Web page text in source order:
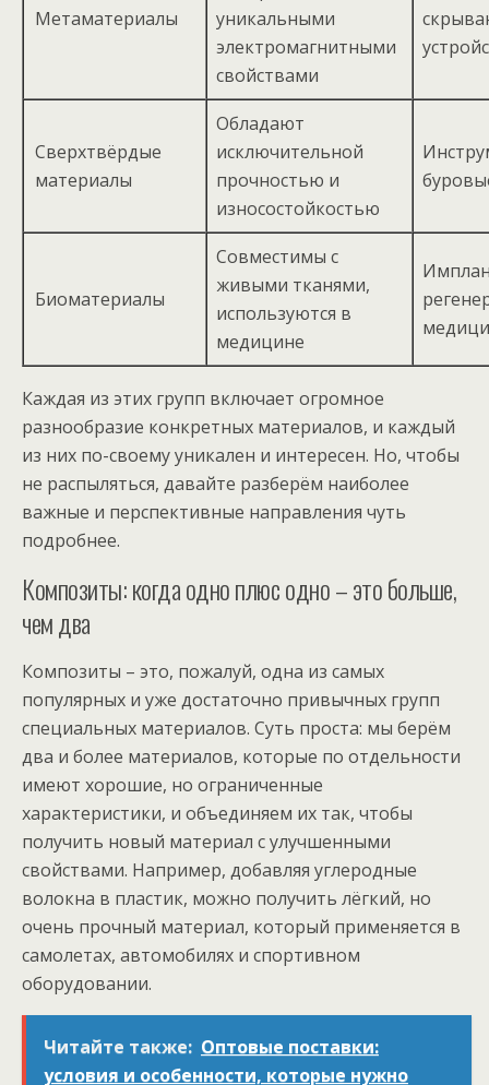
Метаматериалы
уникальными
электромагнитными
свойствами
Сверхтвёрдые
материалы
Обладают
исключительной
прочностью и
износостойкостью
Биоматериалы
Совместимы с
живыми тканями,
используются в
медицине
Каждая из этих групп включает огромное
разнообразие конкретных материалов, и каждый
из них по-своему уникален и интересен. Но, чтобы
не распыляться, давайте разберём наиболее
важные и перспективные направления чуть
подробнее.
Композиты: когда одно плюс одно – это больше,
чем два
Композиты – это, пожалуй, одна из самых
популярных и уже достаточно привычных групп
специальных материалов. Суть проста: мы берём
два и более материалов, которые по отдельности
имеют хорошие, но ограниченные
характеристики, и объединяем их так, чтобы
получить новый материал с улучшенными
свойствами. Например, добавляя углеродные
волокна в пластик, можно получить лёгкий, но
очень прочный материал, который применяется в
самолетах, автомобилях и спортивном
оборудовании.
Читайте также: Оптовые поставки:
условия и особенности, которые нужно